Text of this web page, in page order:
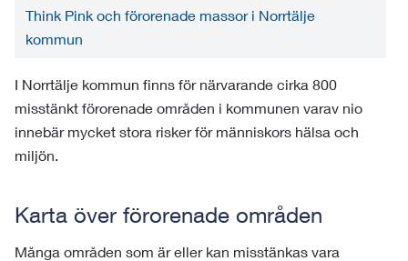
Think Pink och förorenade massor i Norrtälje
kommun
I Norrtälje kommun finns för närvarande cirka 800
misstänkt förorenade områden i kommunen varav nio
innebär mycket stora risker för människors hälsa och
miljön.
Karta över förorenade områden
Många områden som är eller kan misstänkas vara